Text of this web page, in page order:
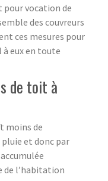
pour vocation de
des couvreurs
ces mesures pour
eux en toute
de toit à
moins de
pluie et donc par
de l’habitation